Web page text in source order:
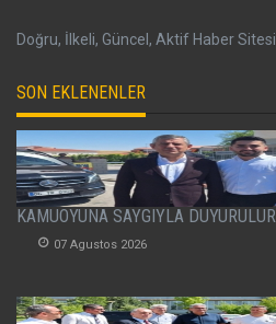
Doğru, İlkeli, Güncel, Aktif Haber Sitesi
SON EKLENENLER
KAMUOYUNA SAYGIYLA DUYURULUR
07 Agustos 2026